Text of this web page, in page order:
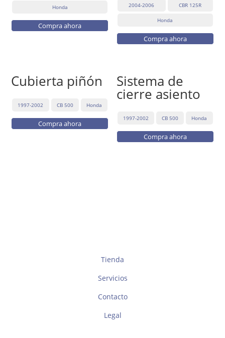
Honda
Compra ahora
2004-2006 CBR 125R
Honda
Compra ahora
Cubierta piñón
1997-2002 CB 500 Honda
Compra ahora
Sistema de
cierre asiento
1997-2002 CB 500 Honda
Compra ahora
Tienda
Servicios
Contacto
Legal